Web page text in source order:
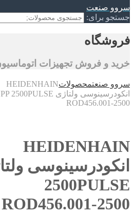
سروو صنعت
جستجو برای:
فروشگاه
خرید و فروش تجهیزات
سروو صنعتمحصولاتHEIDENHAIN
انکودرسینوسی ولتاژی 1VPP 2500PULSE
ROD456.001-2500
HEIDENHAIN
2500PULSE
ROD456.001-2500